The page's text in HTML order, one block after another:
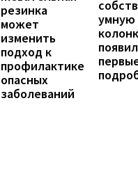
резинка
может
изменить
подход к
профилактике
опасных
заболеваний
умную